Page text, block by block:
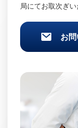
局にてお取次ぎい
お